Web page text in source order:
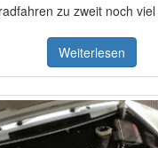
zu zweit noch
Weiterlesen